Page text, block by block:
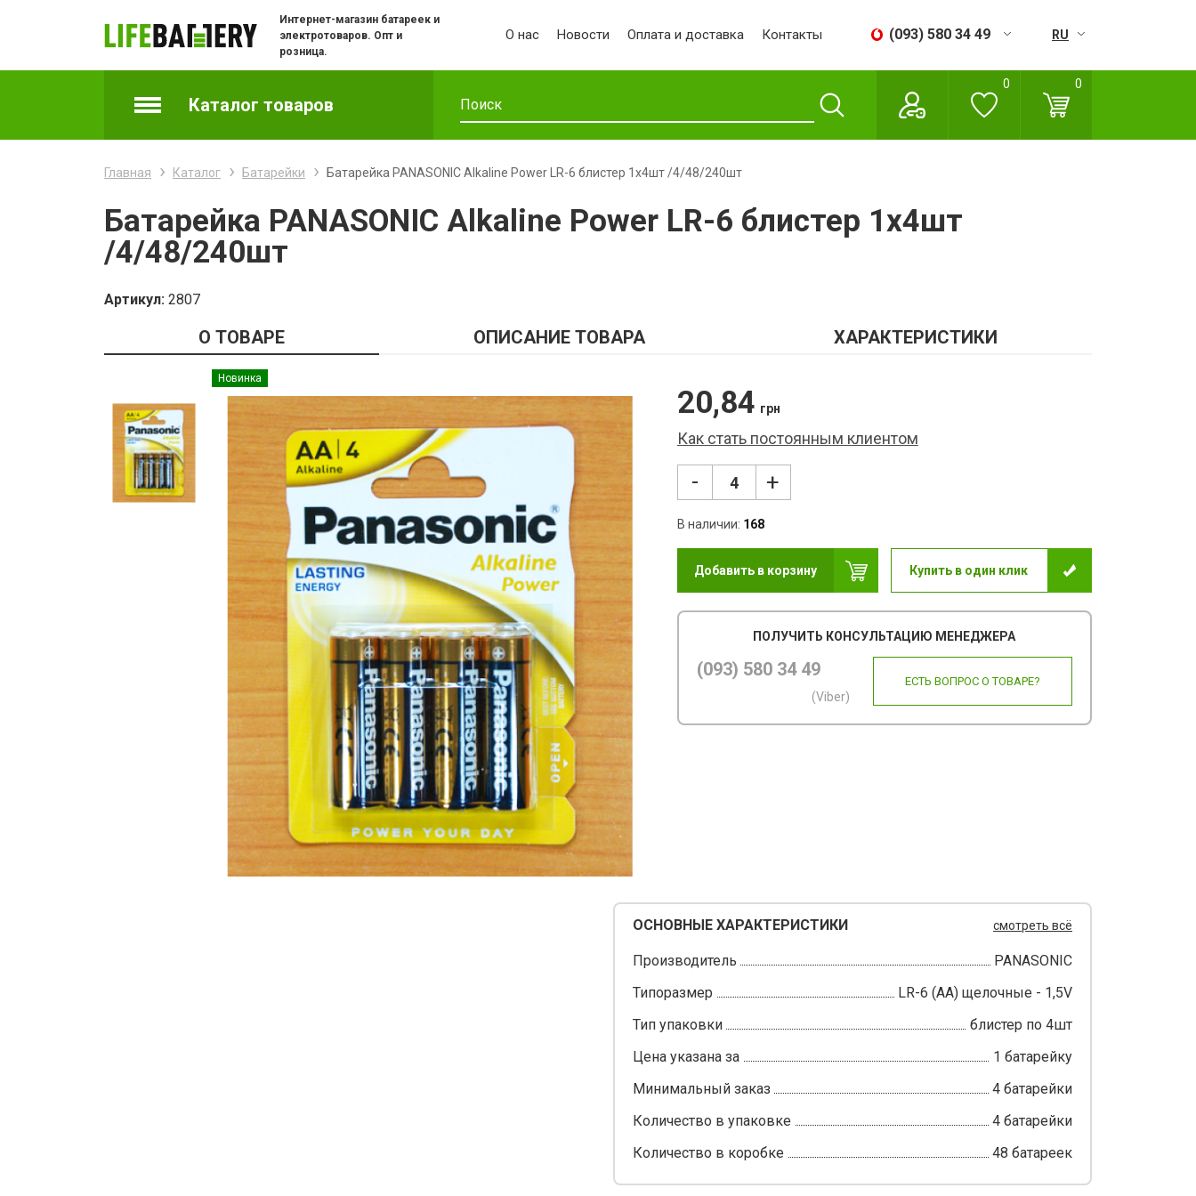
Интернет-магазин батареек и
электротоваров. Опт и
розница.
О нас Новости Оплата и доставка Контакты (093) 580 34 49
Пн - Сб:
09:00 - 18:00
Вс:
Выходной
RU
Каталог товаров
Батарейки часовые
Зарядные устройства
Зарядки и адаптеры для телефонов
Компакт-диски CD/DVD
Все разделы
0 0
Главная Каталог Батарейки Батарейка PANASONIC Alkaline Power LR-6 блистер 1х4шт /4/48/240шт
Батарейка PANASONIC Alkaline Power LR-6 блистер 1х4шт
/4/48/240шт
Артикул: 2807
О ТОВАРЕ ОПИСАНИЕ ТОВАРА ХАРАКТЕРИСТИКИ
Новинка
20,84 грн
Как стать постоянным клиентом
- +
В наличии: 168
Добавить в корзину Купить в один клик
ПОЛУЧИТЬ КОНСУЛЬТАЦИЮ МЕНЕДЖЕРА
(093) 580 34 49
(Viber)
ЕСТЬ ВОПРОС О ТОВАРЕ?
ОСНОВНЫЕ ХАРАКТЕРИСТИКИ смотреть всё
Производитель
PANASONIC
Типоразмер
LR-6 (AA) щелочные - 1,5V
Тип упаковки
блистер по 4шт
Цена указана за
1 батарейку
Минимальный заказ
4 батарейки
Количество в упаковке
4 батарейки
Количество в коробке
48 батареек